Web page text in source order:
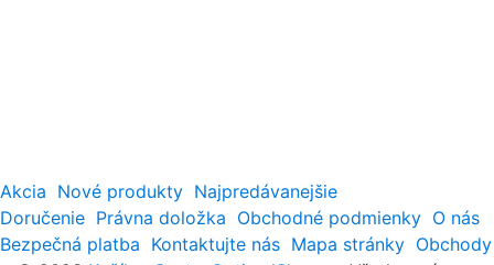
Akcia Nové produkty Najpredávanejšie
Doručenie Právna doložka Obchodné podmienky O nás
Bezpečná platba Kontaktujte nás Mapa stránky Obchody